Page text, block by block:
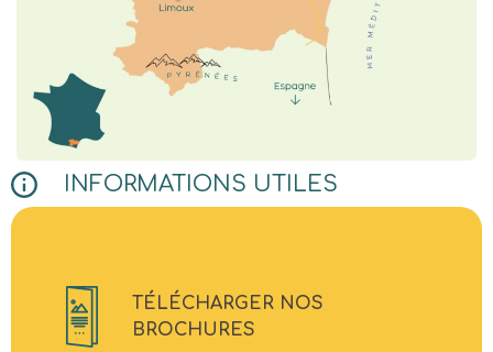
INFORMATIONS UTILES
TÉLÉCHARGER NOS
BROCHURES